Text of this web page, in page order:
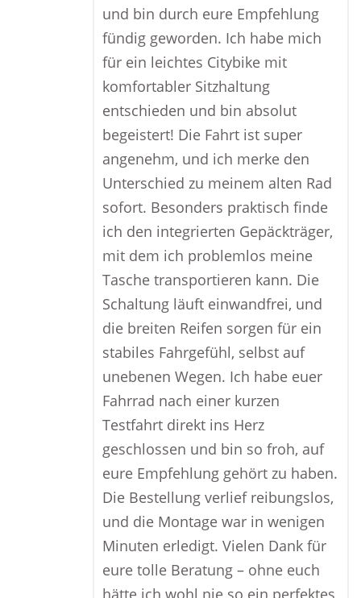
und bin durch eure Empfehlung
fündig geworden. Ich habe mich
für ein leichtes Citybike mit
komfortabler Sitzhaltung
entschieden und bin absolut
begeistert! Die Fahrt ist super
angenehm, und ich merke den
Unterschied zu meinem alten Rad
sofort. Besonders praktisch finde
ich den integrierten Gepäckträger,
mit dem ich problemlos meine
Tasche transportieren kann. Die
Schaltung läuft einwandfrei, und
die breiten Reifen sorgen für ein
stabiles Fahrgefühl, selbst auf
unebenen Wegen. Ich habe euer
Fahrrad nach einer kurzen
Testfahrt direkt ins Herz
geschlossen und bin so froh, auf
eure Empfehlung gehört zu haben.
Die Bestellung verlief reibungslos,
und die Montage war in wenigen
Minuten erledigt. Vielen Dank für
eure tolle Beratung – ohne euch
hätte ich wohl nie so ein perfektes